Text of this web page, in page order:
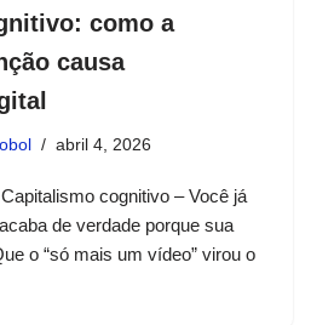
como a
causa
abril 4, 2026
cognitivo – Você já
de verdade porque sua
o “só mais um vídeo” virou o